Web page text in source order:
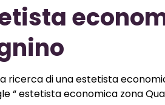
ricerca di una estetista
“ estetista economica zona